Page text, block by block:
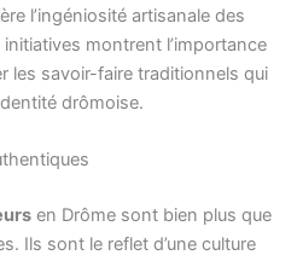
l’ingéniosité artisanale des
montrent l’importance
les savoir-faire traditionnels qui
drômoise.
en Drôme sont bien plus que
Ils sont le reflet d’une culture